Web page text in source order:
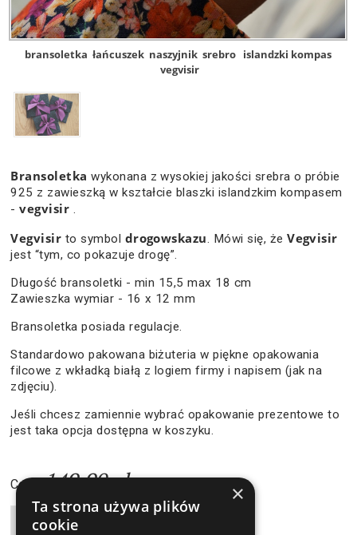
bransoletka łańcuszek naszyjnik srebro islandzki kompas
vegvisir
Bransoletkawykonana z wysokiej jakości srebra o próbie
925 z zawieszką w kształcie blaszki islandzkim kompasem
-vegvisir .
Vegvisir to symbol drogowskazu . Mówi się, żeVegvisir
jest “tym, co pokazuje drogę”.
Długość bransoletki - min 15,5 max 18 cm
Zawieszka wymiar - 16 x 12 mm
Bransoletka posiada regulacje.
Standardowo pakowana biżuteria w piękne opakowania
filcowe z wkładką białą z logiem firmy i napisem (jak na
zdjęciu).
Jeśli chcesz zamiennie wybrać opakowanie prezentowe to
jest taka opcja dostępna w koszyku.
Cena: 149,90 zł
Liczba produktów
×
Ta strona używa plików
cookie